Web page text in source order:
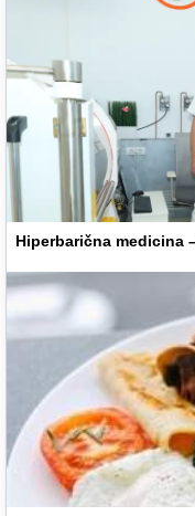
Hiperbarična medicina